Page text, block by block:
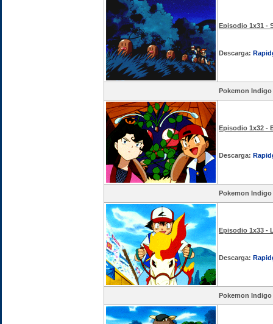
Episodio 1x31 -
Descarga:
Pokemon Indigo
Episodio 1x32 -
Descarga:
Pokemon Indigo
Episodio 1x33 -
Descarga:
Pokemon Indigo